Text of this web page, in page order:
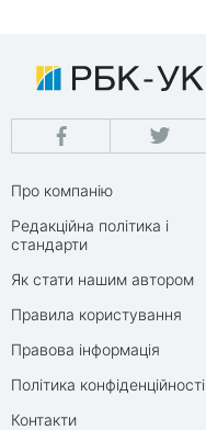
Про компанію
Редакційна політика і
стандарти
Як стати нашим автором
Правила користування
Правова інформація
Політика конфіденційності
Контакти